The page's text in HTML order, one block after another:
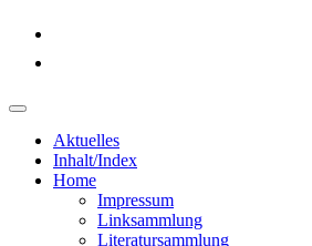
Aktuelles
Inhalt/Index
Home
Impressum
Linksammlung
Literatursammlung